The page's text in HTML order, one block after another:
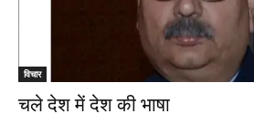
विचार
चले देश में देश की भाषा